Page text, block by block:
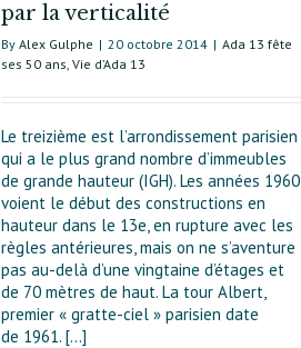
par la verticalité
By Alex Gulphe | 20 octobre 2014 | Ada 13 fête
ses 50 ans, Vie d’Ada 13
Le treizième est l’arrondissement parisien
qui a le plus grand nombre d’immeubles
de grande hauteur (IGH). Les années 1960
voient le début des constructions en
hauteur dans le 13e, en rupture avec les
règles antérieures, mais on ne s’aventure
pas au-delà d’une vingtaine d’étages et
de 70 mètres de haut. La tour Albert,
premier « gratte-ciel » parisien date
de 1961. [...]